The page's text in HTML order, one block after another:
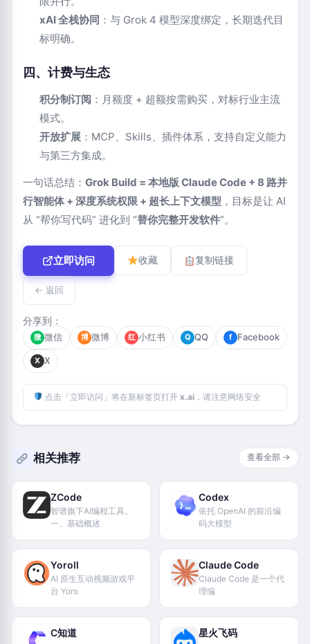
xAI 全栈协同 ：与 Grok 4 模型深度绑定，长期迭代目
标明确。
四、计费与生态
积分制订阅 ：月额度 + 超额按需购买，对标行业主流
模式。
开放扩展 ：MCP、Skills、插件体系，支持自定义能力
与第三方集成。
一句话总结： Grok Build = 本地版 Claude Code + 8 路并
行智能体 + 深度系统权限 + 超长上下文模型 ，目标是让 AI
从 “帮你写代码” 进化到 “替你完整开发软件”。
立即访问 收藏 复制链接
← 返回
分享到：
微 微信 博 微博 红 小红书 Q QQ f Facebook
X X
点击「立即访问」将在新标签页打开 x.ai，请注意网络安全
相关推荐 查看全部 →
ZCode
智谱旗下AI编程工具。
一、基础概述
Codex
依托 OpenAI 的前沿编
码大模型
Yoroll
AI 原生互动视频游戏平
台 Yoro
Claude Code
Claude Code 是一个代
理编
C知道 星火飞码